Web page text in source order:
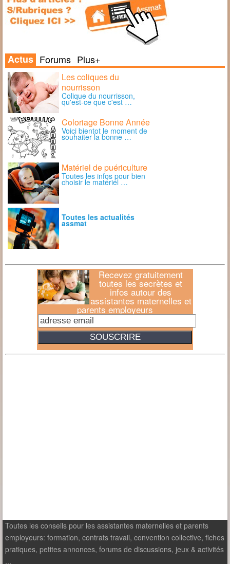
Actus Forums Plus+
Les coliques du
nourrisson
Colique du nourrisson,
qu'est-ce que c'est …
Coloriage Bonne Année
Voici bientot le moment de
souhaiter la bonne …
Matériel de puériculture
Toutes les infos pour bien
choisir le matériel …
Toutes les actualités
assmat
Recevez gratuitement
toutes les secrètes et
infos autour des
assistantes maternelles et
parents employeurs
Toutes les conseils pour les assistantes maternelles et parents
employeurs: formation, contrats travail, convention collective, fiches
pratiques, petites annonces, forums de discussions, jeux & activités
...